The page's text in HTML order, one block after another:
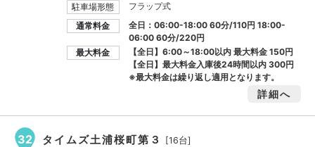
駐車場形態
フラップ式
通常料金
全日：06:00-18:00 60分/110円 18:00-
06:00 60分/220円
最大料金
【全日】6:00～18:00以内 最大料金150円
【全日】最大料金入庫後24時間以内300円
※最大料金は繰り返し適用となります。
詳細へ
32 タイムズ土浦桜町第３ [16台]